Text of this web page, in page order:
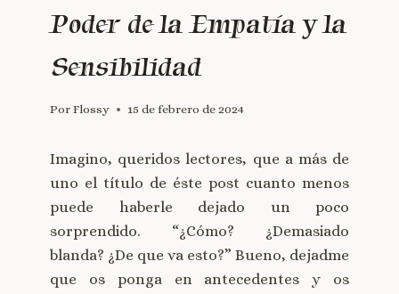
Poder de la Empatía y la
Sensibilidad
Por Flossy 15 de febrero de 2024
Imagino, queridos lectores, que a más de
uno el título de éste post cuanto menos
puede haberle dejado un poco
sorprendido. “¿Cómo? ¿Demasiado
blanda? ¿De que va esto?” Bueno, dejadme
que os ponga en antecedentes y os